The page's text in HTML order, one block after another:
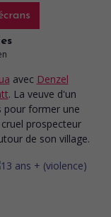
avec Denzel
. La veuve d'un
pour former une
prospecteur
de son village.